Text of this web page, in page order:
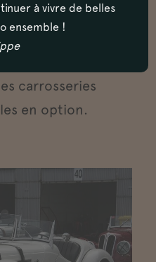
que 400 voitures
avaient été
carrosseries
en option.
à vivre de belles
ensemble !